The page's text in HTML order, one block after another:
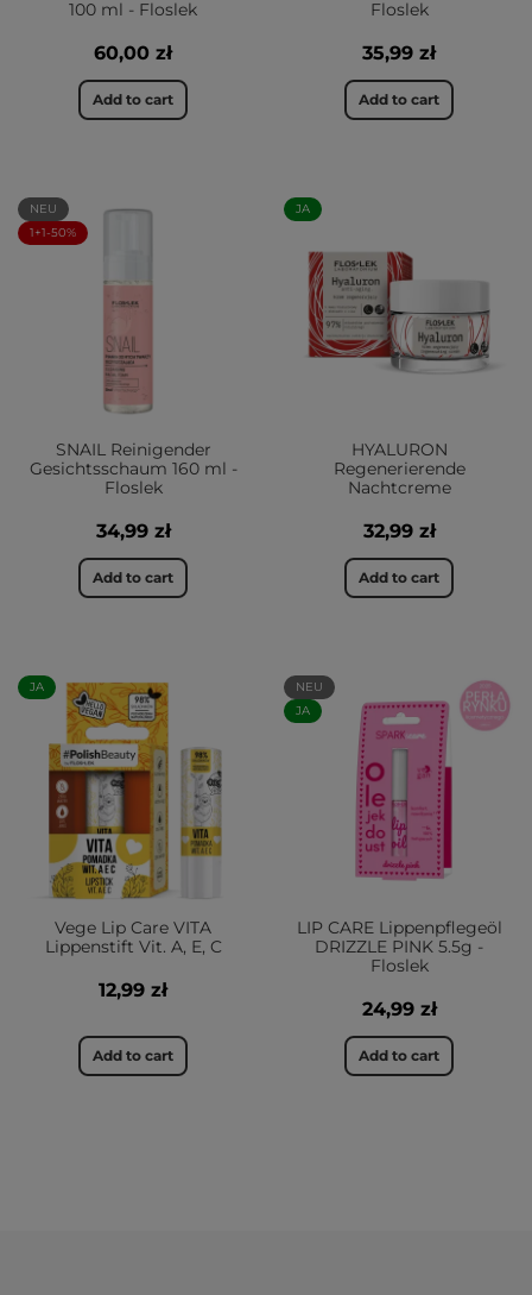
100 ml - Floslek
60,00 zł
Add to cart
Floslek
35,99 zł
Add to cart
NEU
1+1-50%
SNAIL Reinigender
Gesichtsschaum 160 ml -
Floslek
34,99 zł
Add to cart
JA
HYALURON
Regenerierende
Nachtcreme
32,99 zł
Add to cart
JA
Vege Lip Care VITA
Lippenstift Vit. A, E, C
12,99 zł
Add to cart
NEU
JA
LIP CARE Lippenpflegeöl
DRIZZLE PINK 5.5g -
Floslek
24,99 zł
Add to cart